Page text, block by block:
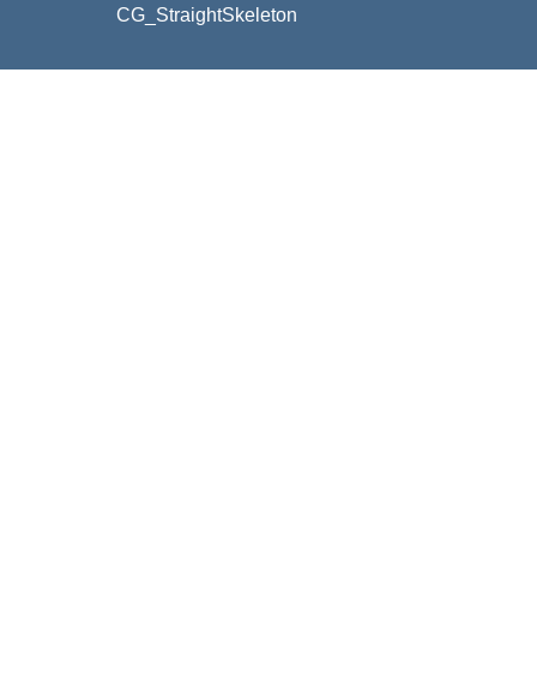
CG_StraightSkeleton